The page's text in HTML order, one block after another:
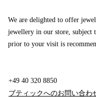
We are delighted to offer
jewellery in our store, subject
prior to your visit is
+49 40 320 8850
ブティックへのお問い合わ